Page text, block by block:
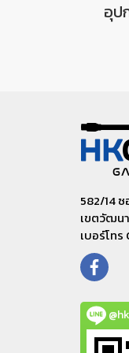
582/14
เขตวัฒน
เบอร์โท